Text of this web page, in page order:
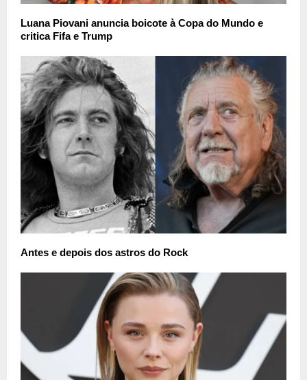
Luana Piovani anuncia boicote à Copa do Mundo e
critica Fifa e Trump
Antes e depois dos astros do Rock